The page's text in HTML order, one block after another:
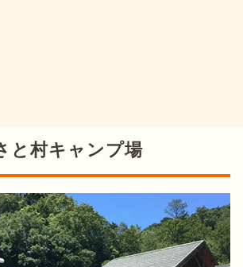
と村キャンプ場